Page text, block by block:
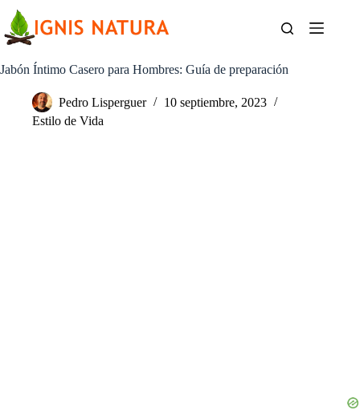
contenido
Jabón Íntimo Casero para Hombres: Guía de preparación
Pedro Lisperguer
10 septiembre, 2023
Estilo de Vida